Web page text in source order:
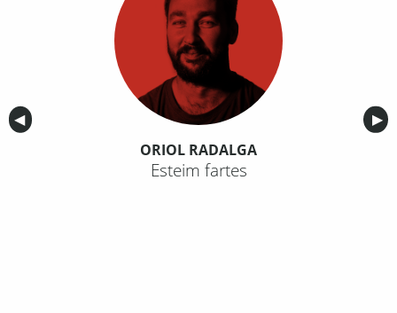
Anterior
◀︎ ▶︎
ORIOL RADALGA
Esteim fartes